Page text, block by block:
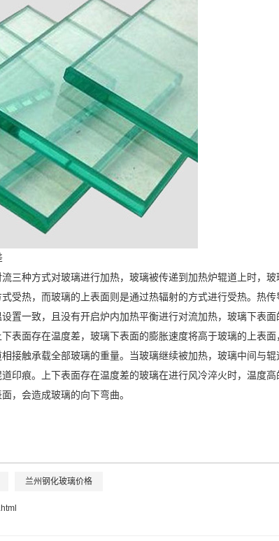
种方式对玻璃进行加热，玻璃被传递到加热炉辊道上时，玻
受热，而玻璃的上表面则是通过热辐射的方式进行受热。热
置一致，且没有开启炉内加热平衡进行对流加热，玻璃下表
表面存在温度差，玻璃下表面的膨胀速度将高于玻璃的上表
接触承载全部玻璃的重量。当玻璃继续被加热，玻璃中间与
印痕。上下表面存在温度差的玻璃在进行风冷淬火时，温度
，会造成玻璃的向下弯曲。
兰州钢化玻璃价格